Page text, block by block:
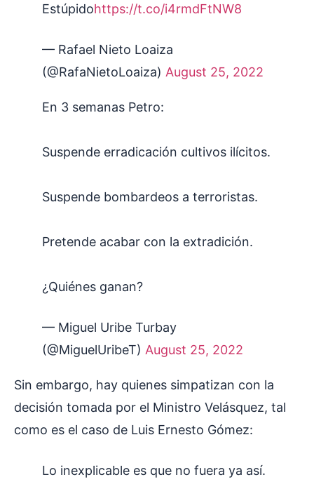
Estúpidohttps://t.co/i4rmdFtNW8
— Rafael Nieto Loaiza
(@RafaNietoLoaiza) August 25, 2022
En 3 semanas Petro:
Suspende erradicación cultivos ilícitos.
Suspende bombardeos a terroristas.
Pretende acabar con la extradición.
¿Quiénes ganan?
— Miguel Uribe Turbay
(@MiguelUribeT) August 25, 2022
Sin embargo, hay quienes simpatizan con la
decisión tomada por el Ministro Velásquez, tal
como es el caso de Luis Ernesto Gómez:
Lo inexplicable es que no fuera ya así.